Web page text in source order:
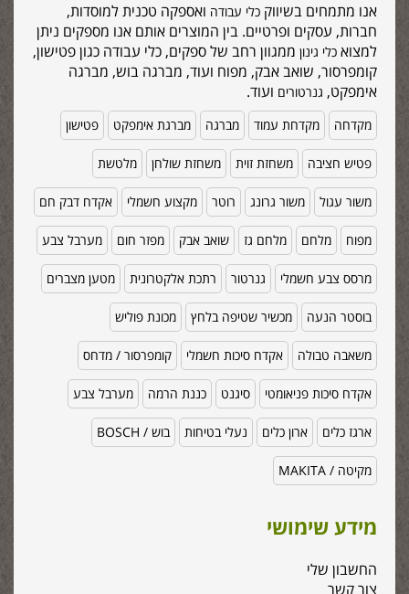
אנו מתמחים בשיווק כלי עבודה ואספקה טכנית למוסדות,
חברות, עסקים ופרטיים. בין המוצרים אותם אנו מספקים ניתן
למצוא כלי גינון ממגוון רחב של ספקים, כלי עבודה כגון פטישון,
קומפרסור, שואב אבק, מפוח ועוד, מברגה בוש, מברגה
אימפקט, גנרטורים ועוד.
מקדחה מקדחת עמוד מברגה מברגת אימפקט פטישון
פטיש חציבה משחזת זוית משחזת שולחן מלטשת
משור עגול משור גרונג רוטר מקצוע חשמלי אקדח דבק חם
מפוח מלחם מלחם גז שואב אבק מפזר חום מערבל צבע
מרסס צבע חשמלי גנרטור רתכת אלקטרונית מטען מצברים
בוסטר הנעה מכשיר שטיפה בלחץ מכונת פוליש
משאבה טבולה אקדח סיכות חשמלי קומפרסור / מדחס
אקדח סיכות פניאומטי סיגנט כננת הרמה מערבל צבע
ארגז כלים ארון כלים נעלי בטיחות בוש / BOSCH
מקיטה / MAKITA
מידע שימושי
החשבון שלי
צור קשר